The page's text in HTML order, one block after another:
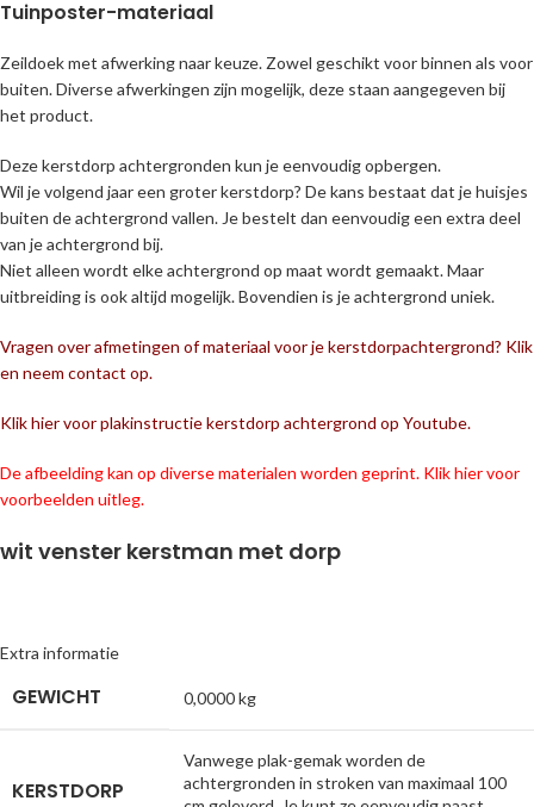
Tuinposter-materiaal
Zeildoek met afwerking naar keuze. Zowel geschikt voor binnen als voor
buiten. Diverse afwerkingen zijn mogelijk, deze staan aangegeven bij
het product.
Deze kerstdorp achtergronden kun je eenvoudig opbergen.
Wil je volgend jaar een groter kerstdorp? De kans bestaat dat je huisjes
buiten de achtergrond vallen. Je bestelt dan eenvoudig een extra deel
van je achtergrond bij.
Niet alleen wordt elke achtergrond op maat wordt gemaakt. Maar
uitbreiding is ook altijd mogelijk. Bovendien is je achtergrond uniek.
Vragen over afmetingen of materiaal voor je kerstdorpachtergrond? Klik
en neem contact op.
Klik hier voor plakinstructie kerstdorp achtergrond op Youtube.
De afbeelding kan op diverse materialen worden geprint. Klik hier voor
voorbeelden uitleg.
wit venster kerstman met dorp
Extra informatie
GEWICHT 0,0000 kg
KERSTDORP
Vanwege plak-gemak worden de
achtergronden in stroken van maximaal 100